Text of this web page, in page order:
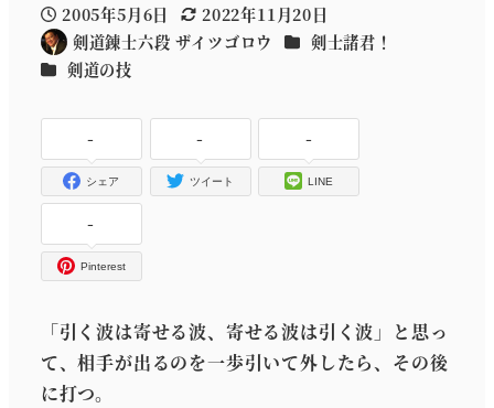
投稿日
2005年5月6日
更新日
2022年11月20日
著
者
剣道錬士六段 ザイツゴロウ カテゴリー
剣士諸君！
カテゴリー
剣道の技
-
シェア
-
ツイート
-
LINE
-
Pinterest
「引く波は寄せる波、寄せる波は引く波」と思っ
て、相手が出るのを一歩引いて外したら、その後
に打つ。